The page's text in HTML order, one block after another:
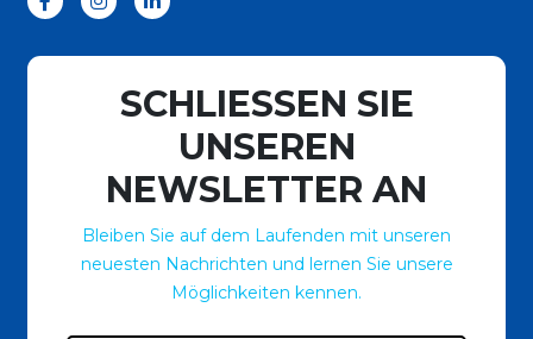
SCHLIESSEN SIE
UNSEREN
NEWSLETTER AN
Bleiben Sie auf dem Laufenden mit unseren
neuesten Nachrichten und lernen Sie unsere
Möglichkeiten kennen.